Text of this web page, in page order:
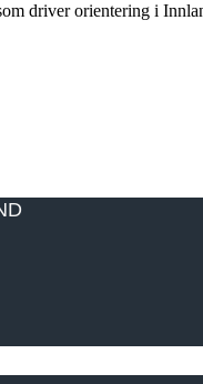
driver orientering i